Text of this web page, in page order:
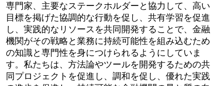
専門家、主要なステークホルダーと協力して、高い
目標を掲げた協調的な行動を促し、共有学習を促進
し、実践的なリソースを共同開発することで、金融
機関がその戦略と業務に持続可能性を組み込むため
の知識と専門性を身につけられるようにしていま
す。私たちは、方法論やツールを開発するための共
同プロジェクトを促進し、調和を促し、優れた実践